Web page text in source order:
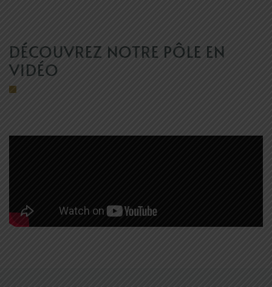
DÉCOUVREZ NOTRE PÔLE EN
VIDÉO